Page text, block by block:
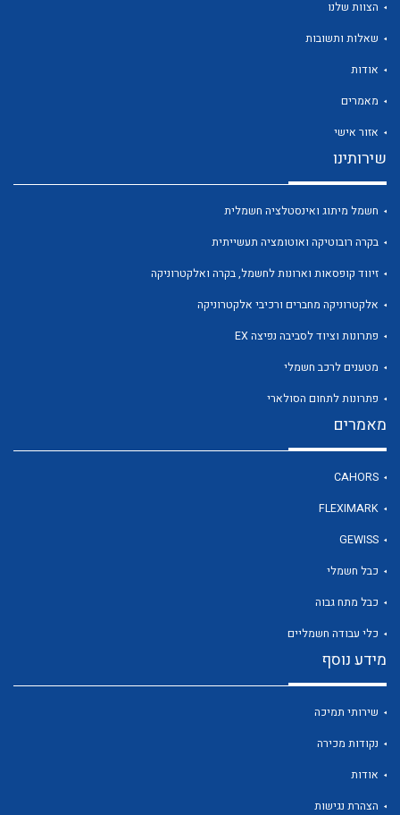
לכל מוצרי היצרן
לכל מוצרי היצרן
הצוות שלנו
שאלות ותשובות
אודות
מאמרים
אזור אישי
שירותינו
חשמל מיתוג ואינסטלציה חשמלית
בקרה רובוטיקה ואוטומציה תעשייתית
זיווד קופסאות וארונות לחשמל, בקרה ואלקטרוניקה
אלקטרוניקה מחברים ורכיבי אלקטרוניקה
פתרונות וציוד לסביבה נפיצה EX
מטענים לרכב חשמלי
פתרונות לתחום הסולארי
מאמרים
CAHORS
FLEXIMARK
GEWISS
כבל חשמלי
כבל מתח גבוה
כלי עבודה חשמליים
מידע נוסף
שירותי תמיכה
נקודות מכירה
אודות
הצהרת נגישות